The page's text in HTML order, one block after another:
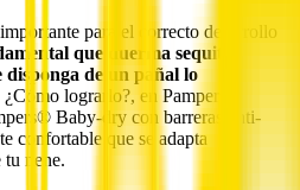
para el correcto desarrollo
que duerma sequito
de un pañal lo
¿Cómo lograrlo?, en Pampers®
Baby-dry con barreras anti-
confortable que se adapta
tu nene.